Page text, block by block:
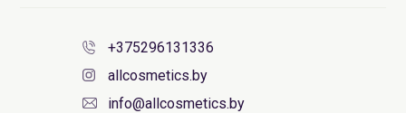
+375296131336
allcosmetics.by
info@allcosmetics.by